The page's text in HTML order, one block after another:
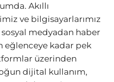
Akıllı
ve bilgisayarlarımız
medyadan haber
eğlenceye kadar pek
üzerinden
dijital kullanım,